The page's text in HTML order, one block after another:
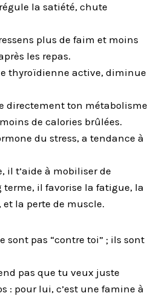
la satiété, chute
plus de faim et moins
les repas.
thyroïdienne active, diminue
directement ton métabolisme
de calories brûlées.
du stress, a tendance à
il t’aide à mobiliser de
terme, il favorise la fatigue, la
et la perte de muscle.
sont pas “contre toi” ; ils sont
pas que tu veux juste
: pour lui, c’est une famine à